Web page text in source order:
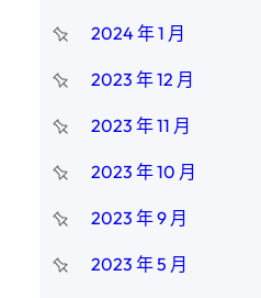
2024 年 1 月
2023 年 12 月
2023 年 11 月
2023 年 10 月
2023 年 9 月
2023 年 5 月